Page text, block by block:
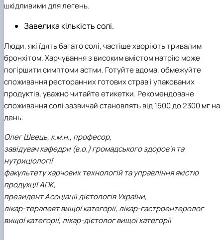
шкідливими для легень.
Завелика кількість солі.
Люди, які їдять багато солі, частіше хворіють тривалим
бронхітом. Харчування з високим вмістом натрію може
погіршити симптоми астми. Готуйте вдома, обмежуйте
споживання ресторанних готових страв і упакованих
продуктів, уважно читайте етикетки. Рекомендоване
споживання солі зазвичай становлять від 1500 до 2300 мг на
день.
Олег Швець, к.м.н., професор,
завідувач кафедри (в.о.) громадського здоров'я та
нутриціології
факультету харчових технологій та управління якістю
продукції АПК,
президент Асоціації дієтологів України,
лікар-терапевт вищої категорії, лікар-гастроентеролог
вищої категорії, лікар-дієтолог вищої категорії